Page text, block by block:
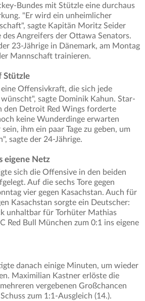
Bundes mit Stützle eine durchaus
"Er wird ein unheimlicher
sagte Kapitän Moritz Seider
Angreifers der Ottawa Senators.
23-Jährige in Dänemark, am Montag
Mannschaft trainieren.
Stützle
Offensivkraft, die sich jede
sagte Dominik Kahun. Star-
den Detroit Red Wings forderte
keine Wunderdinge erwarten
ihm ein paar Tage zu geben, um
sagte der 24-Jährige.
eigene Netz
sich die Offensive in den beiden
Auf die sechs Tore gegen
vier gegen Kasachstan. Auch für
Kasachstan sorgte ein Deutscher:
unhaltbar für Torhüter Mathias
Red Bull München zum 0:1 ins eigene
danach einige Minuten, um wieder
Maximilian Kastner erlöste die
vergebenen Großchancen
zum 1:1-Ausgleich (14.).